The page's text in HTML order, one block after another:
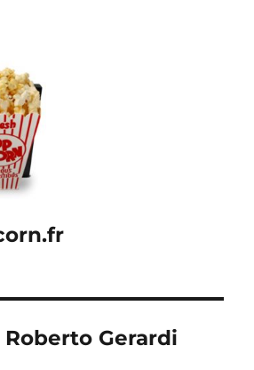
Roberto Gerardi